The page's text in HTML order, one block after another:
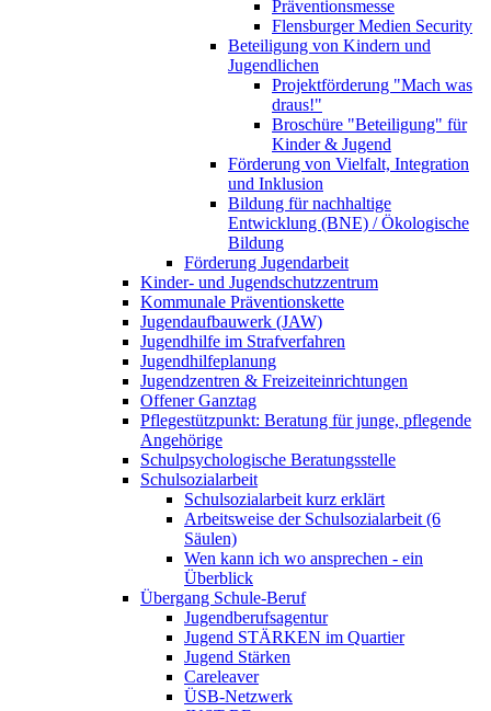
Präventionsmesse
Flensburger Medien Security
Beteiligung von Kindern und
Jugendlichen
Projektförderung "Mach was
draus!"
Broschüre "Beteiligung" für
Kinder & Jugend
Förderung von Vielfalt, Integration
und Inklusion
Bildung für nachhaltige
Entwicklung (BNE) / Ökologische
Bildung
Förderung Jugendarbeit
Kinder- und Jugendschutzzentrum
Kommunale Präventionskette
Jugendaufbauwerk (JAW)
Jugendhilfe im Strafverfahren
Jugendhilfeplanung
Jugendzentren & Freizeiteinrichtungen
Offener Ganztag
Pflegestützpunkt: Beratung für junge, pflegende
Angehörige
Schulpsychologische Beratungsstelle
Schulsozialarbeit
Schulsozialarbeit kurz erklärt
Arbeitsweise der Schulsozialarbeit (6
Säulen)
Wen kann ich wo ansprechen - ein
Überblick
Übergang Schule-Beruf
Jugendberufsagentur
Jugend STÄRKEN im Quartier
Jugend Stärken
Careleaver
ÜSB-Netzwerk